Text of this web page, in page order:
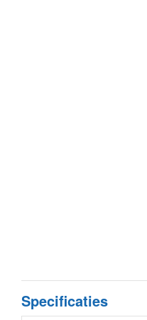
Specificaties